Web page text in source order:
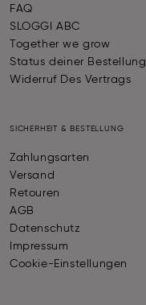
FAQ
SLOGGI ABC
Together we grow
Status deiner Bestellung
Widerruf Des Vertrags
SICHERHEIT & BESTELLUNG
Zahlungsarten
Versand
Retouren
AGB
Datenschutz
Impressum
Cookie-Einstellungen